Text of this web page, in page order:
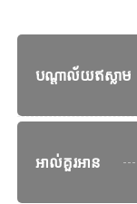
🇲🇾 ម៉ាឡេស៊ី បន្តប្រតិ
បណ្តាល័យឥស្លាម
អាល់គួរអាន